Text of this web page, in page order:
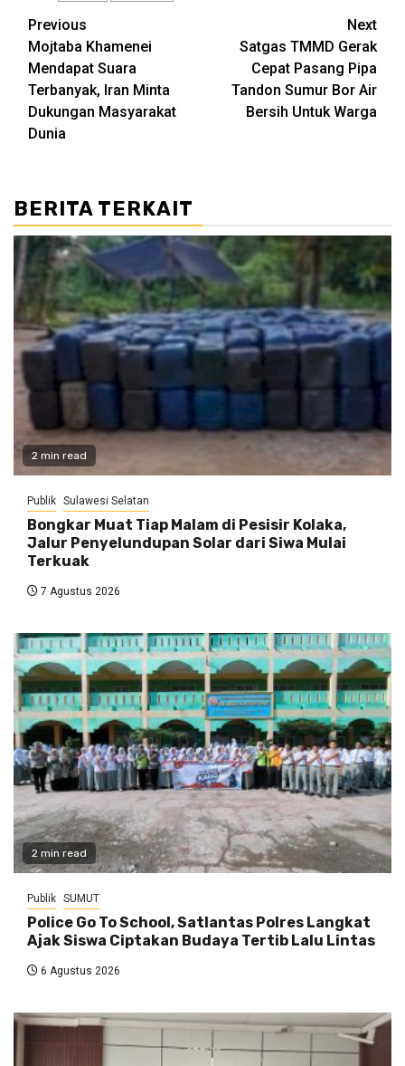
Post
navigation
Previous
Mojtaba Khamenei
Mendapat Suara
Terbanyak, Iran Minta
Dukungan Masyarakat
Dunia
Next
Satgas TMMD Gerak
Cepat Pasang Pipa
Tandon Sumur Bor Air
Bersih Untuk Warga
BERITA TERKAIT
2 min read
Publik Sulawesi Selatan
Bongkar Muat Tiap Malam di Pesisir Kolaka,
Jalur Penyelundupan Solar dari Siwa Mulai
Terkuak
7 Agustus 2026
2 min read
Publik SUMUT
Police Go To School, Satlantas Polres Langkat
Ajak Siswa Ciptakan Budaya Tertib Lalu Lintas
6 Agustus 2026